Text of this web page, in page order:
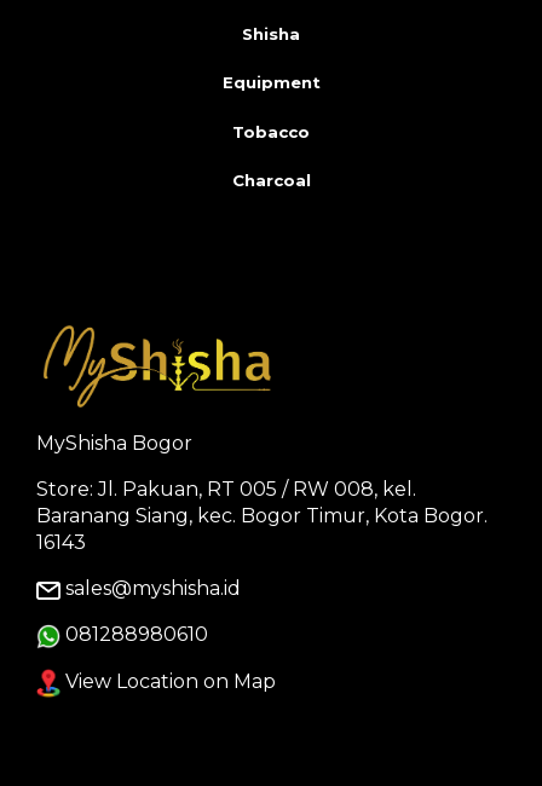
Shisha
Equipment
Tobacco
Charcoal
MyShisha Bogor
Store: Jl. Pakuan, RT 005 / RW 008, kel.
Baranang Siang, kec. Bogor Timur, Kota Bogor.
16143
sales@myshisha.id
081288980610
View Location on Map